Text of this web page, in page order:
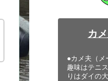
カ
●カメ夫（メ
趣味はテニ
りはダイの大